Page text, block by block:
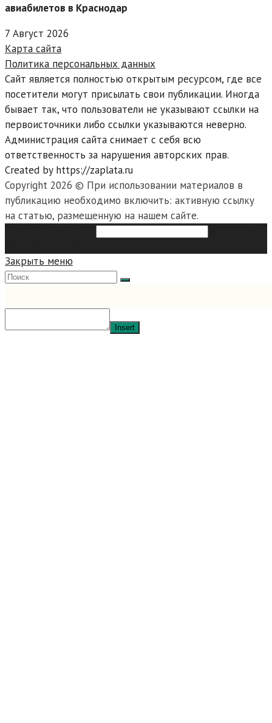
авиабилетов в Краснодар
7 Август 2026
Карта сайта
Политика персональных данных
Сайт является полностью открытым ресурсом, где все
посетители могут присылать свои публикации. Иногда
бывает так, что пользователи не указывают ссылки на
первоисточники либо ссылки указываются неверно.
Администрация сайта снимает с себя всю
ответственность за нарушения авторских прав.
Created by https://zaplata.ru
Copyright 2026 © При использовании материалов в
публикацию необходимо включить: активную ссылку
на статью, размещенную на нашем сайте.
Закрыть меню
Insert